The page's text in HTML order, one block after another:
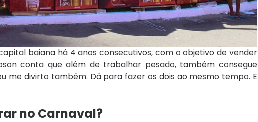
baiana há 4 anos consecutivos, com o objetivo de vender
conta que além de trabalhar pesado, também consegue
me divirto também. Dá para fazer os dois ao mesmo tempo. E
no Carnaval?